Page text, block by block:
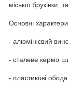
міської бруківки,
Основні
- алюмінієвий
- сталеве кермо
- пластикові